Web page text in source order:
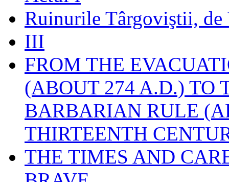
Ruinurile Târgoviştii, de
III
FROM THE
(ABOUT 274 A.D.) TO
BARBARIAN RULE
THIRTEENTH
THE TIMES AND